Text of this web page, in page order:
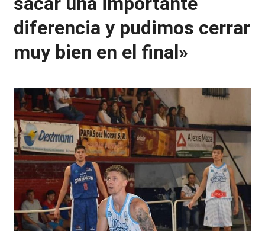
diferencia y pudimos cerrar
muy bien en el final»